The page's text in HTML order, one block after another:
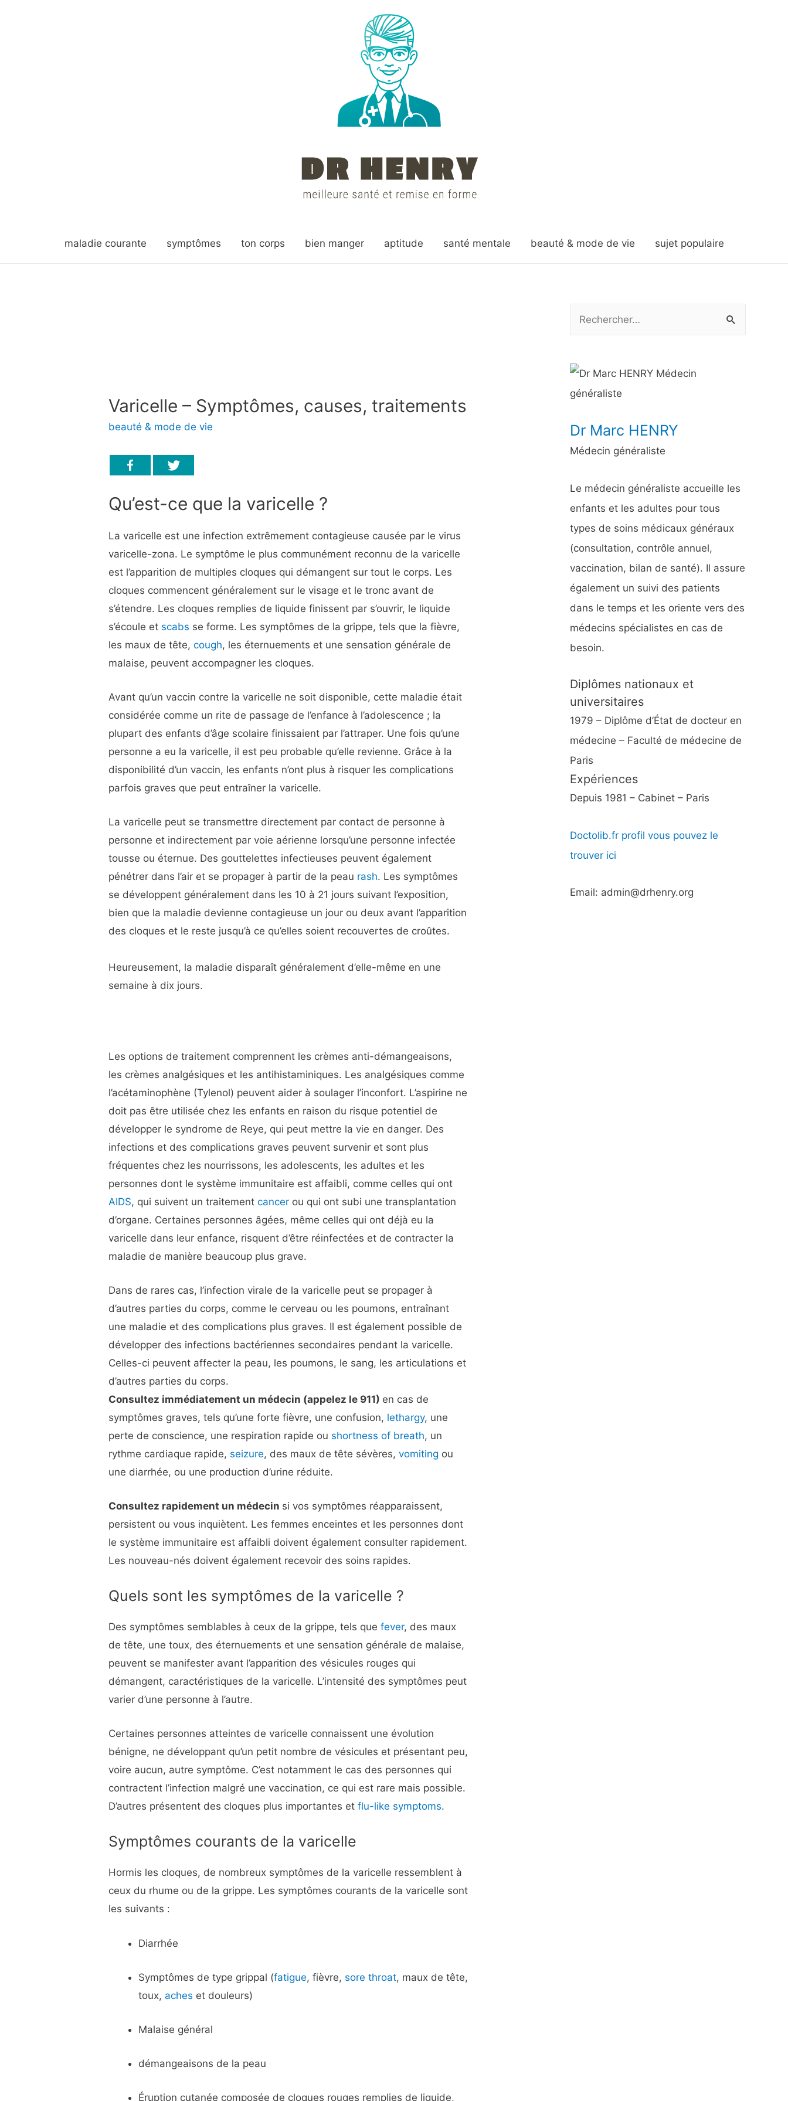
maladie courante symptômes ton corps bien manger aptitude santé mentale beauté & mode de vie sujet populaire
Varicelle – Symptômes, causes, traitements
beauté & mode de vie
Qu’est-ce que la varicelle ?
La varicelle est une infection extrêmement contagieuse causée par le virus
varicelle-zona. Le symptôme le plus communément reconnu de la varicelle
est l’apparition de multiples cloques qui démangent sur tout le corps. Les
cloques commencent généralement sur le visage et le tronc avant de
s’étendre. Les cloques remplies de liquide finissent par s’ouvrir, le liquide
s’écoule et scabs se forme. Les symptômes de la grippe, tels que la fièvre,
les maux de tête,cough, les éternuements et une sensation générale de
malaise, peuvent accompagner les cloques.
Avant qu’un vaccin contre la varicelle ne soit disponible, cette maladie était
considérée comme un rite de passage de l’enfance à l’adolescence ; la
plupart des enfants d’âge scolaire finissaient par l’attraper. Une fois qu’une
personne a eu la varicelle, il est peu probable qu’elle revienne. Grâce à la
disponibilité d’un vaccin, les enfants n’ont plus à risquer les complications
parfois graves que peut entraîner la varicelle.
La varicelle peut se transmettre directement par contact de personne à
personne et indirectement par voie aérienne lorsqu’une personne infectée
tousse ou éternue. Des gouttelettes infectieuses peuvent également
pénétrer dans l’air et se propager à partir de la peau rash. Les symptômes
se développent généralement dans les 10 à 21 jours suivant l’exposition,
bien que la maladie devienne contagieuse un jour ou deux avant l’apparition
des cloques et le reste jusqu’à ce qu’elles soient recouvertes de croûtes.
Heureusement, la maladie disparaît généralement d’elle-même en une
semaine à dix jours.
Les options de traitement comprennent les crèmes anti-démangeaisons,
les crèmes analgésiques et les antihistaminiques. Les analgésiques comme
l’acétaminophène (Tylenol) peuvent aider à soulager l’inconfort. L’aspirine ne
doit pas être utilisée chez les enfants en raison du risque potentiel de
développer le syndrome de Reye, qui peut mettre la vie en danger. Des
infections et des complications graves peuvent survenir et sont plus
fréquentes chez les nourrissons, les adolescents, les adultes et les
personnes dont le système immunitaire est affaibli, comme celles qui ont
AIDS, qui suivent un traitementcancer ou qui ont subi une transplantation
d’organe. Certaines personnes âgées, même celles qui ont déjà eu la
varicelle dans leur enfance, risquent d’être réinfectées et de contracter la
maladie de manière beaucoup plus grave.
Dans de rares cas, l’infection virale de la varicelle peut se propager à
d’autres parties du corps, comme le cerveau ou les poumons, entraînant
une maladie et des complications plus graves. Il est également possible de
développer des infections bactériennes secondaires pendant la varicelle.
Celles-ci peuvent affecter la peau, les poumons, le sang, les articulations et
d’autres parties du corps.
Consultez immédiatement un médecin (appelez le 911) en cas de
symptômes graves, tels qu’une forte fièvre, une confusion, lethargy, une
perte de conscience, une respiration rapide ou shortness of breath, un
rythme cardiaque rapide, seizure, des maux de tête sévères,vomiting ou
une diarrhée, ou une production d’urine réduite.
Consultez rapidement un médecin si vos symptômes réapparaissent,
persistent ou vous inquiètent. Les femmes enceintes et les personnes dont
le système immunitaire est affaibli doivent également consulter rapidement.
Les nouveau-nés doivent également recevoir des soins rapides.
Quels sont les symptômes de la varicelle ?
Des symptômes semblables à ceux de la grippe, tels quefever, des maux
de tête, une toux, des éternuements et une sensation générale de malaise,
peuvent se manifester avant l’apparition des vésicules rouges qui
démangent, caractéristiques de la varicelle. L’intensité des symptômes peut
varier d’une personne à l’autre.
Certaines personnes atteintes de varicelle connaissent une évolution
bénigne, ne développant qu’un petit nombre de vésicules et présentant peu,
voire aucun, autre symptôme. C’est notamment le cas des personnes qui
contractent l’infection malgré une vaccination, ce qui est rare mais possible.
D’autres présentent des cloques plus importantes etflu-like symptoms.
Symptômes courants de la varicelle
Hormis les cloques, de nombreux symptômes de la varicelle ressemblent à
ceux du rhume ou de la grippe. Les symptômes courants de la varicelle sont
les suivants :
Diarrhée
Symptômes de type grippal (fatigue, fièvre, sore throat, maux de tête,
toux, aches et douleurs)
Malaise général
démangeaisons de la peau
Éruption cutanée composée de cloques rouges remplies de liquide,
h
e
c
h
r
:
Dr Marc HENRY
Médecin généraliste
Le médecin généraliste accueille les
enfants et les adultes pour tous
types de soins médicaux généraux
(consultation, contrôle annuel,
vaccination, bilan de santé). Il assure
également un suivi des patients
dans le temps et les oriente vers des
médecins spécialistes en cas de
besoin.
Diplômes nationaux et
universitaires
1979 – Diplôme d’État de docteur en
médecine – Faculté de médecine de
Paris
Expériences
Depuis 1981 – Cabinet – Paris
Doctolib.fr profil vous pouvez le
trouver ici
Email: admin@drhenry.org